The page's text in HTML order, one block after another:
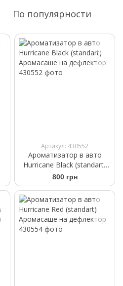
По популярности
Артикул: 430552
Ароматизатор в авто
Hurricane Black (standart)
Аромасаше на дефлектор
800 грн